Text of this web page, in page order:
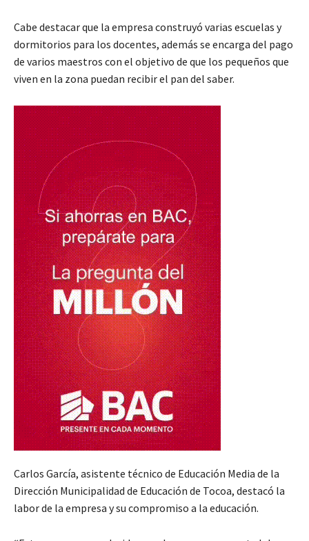
Cabe destacar que la empresa construyó varias escuelas y
dormitorios para los docentes, además se encarga del pago
de varios maestros con el objetivo de que los pequeños que
viven en la zona puedan recibir el pan del saber.
Carlos García, asistente técnico de Educación Media de la
Dirección Municipalidad de Educación de Tocoa, destacó la
labor de la empresa y su compromiso a la educación.